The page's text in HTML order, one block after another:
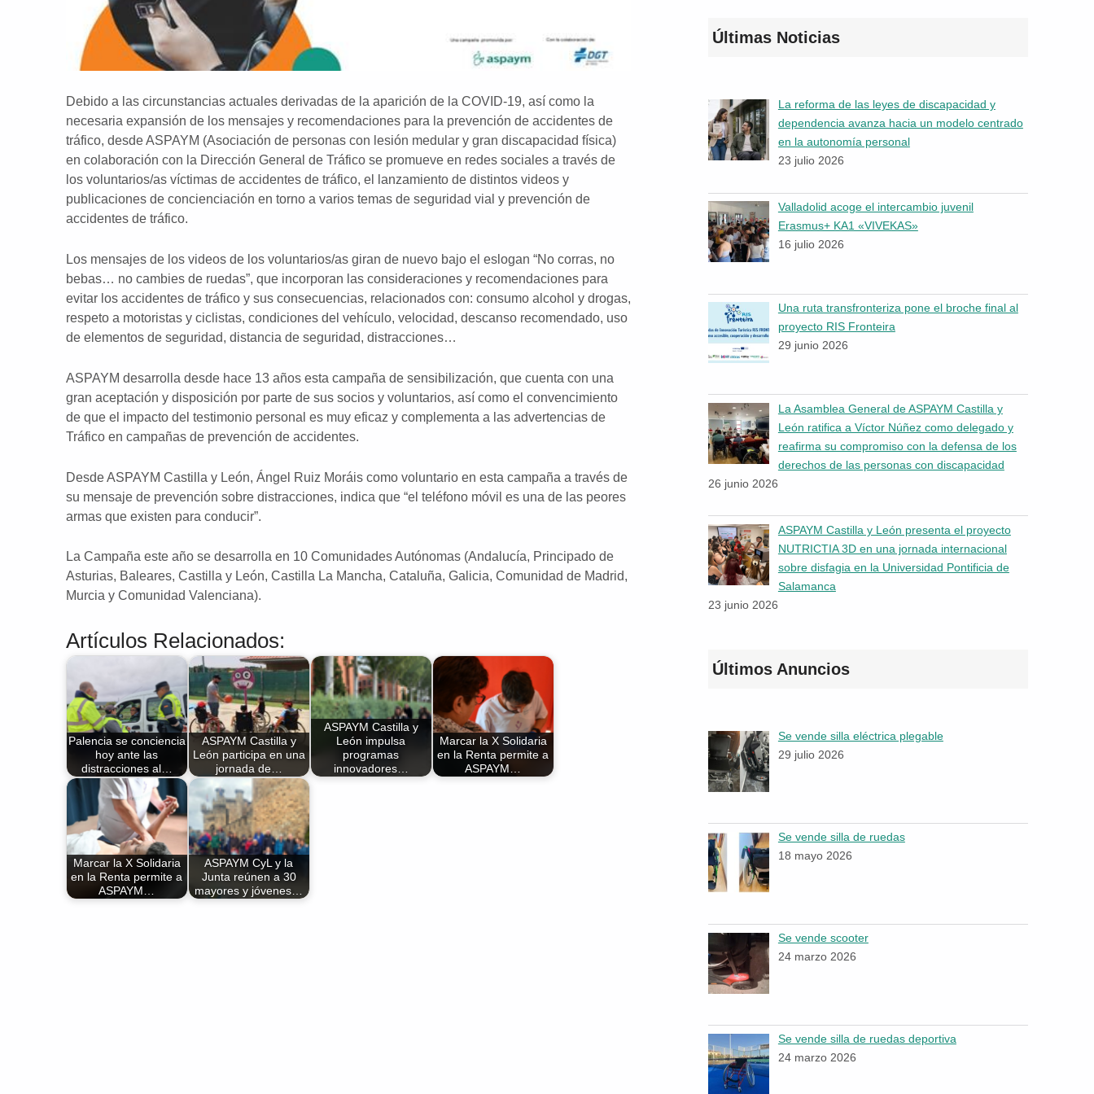
Debido a las circunstancias actuales derivadas de la aparición de la COVID-19, así como la
necesaria expansión de los mensajes y recomendaciones para la prevención de accidentes de
tráfico, desde ASPAYM (Asociación de personas con lesión medular y gran discapacidad física)
en colaboración con la Dirección General de Tráfico se promueve en redes sociales a través de
los voluntarios/as víctimas de accidentes de tráfico, el lanzamiento de distintos videos y
publicaciones de concienciación en torno a varios temas de seguridad vial y prevención de
accidentes de tráfico.
Los mensajes de los videos de los voluntarios/as giran de nuevo bajo el eslogan “No corras, no
bebas… no cambies de ruedas”, que incorporan las consideraciones y recomendaciones para
evitar los accidentes de tráfico y sus consecuencias, relacionados con: consumo alcohol y drogas,
respeto a motoristas y ciclistas, condiciones del vehículo, velocidad, descanso recomendado, uso
de elementos de seguridad, distancia de seguridad, distracciones…
ASPAYM desarrolla desde hace 13 años esta campaña de sensibilización, que cuenta con una
gran aceptación y disposición por parte de sus socios y voluntarios, así como el convencimiento
de que el impacto del testimonio personal es muy eficaz y complementa a las advertencias de
Tráfico en campañas de prevención de accidentes.
Desde ASPAYM Castilla y León, Ángel Ruiz Moráis como voluntario en esta campaña a través de
su mensaje de prevención sobre distracciones, indica que “el teléfono móvil es una de las peores
armas que existen para conducir”.
La Campaña este año se desarrolla en 10 Comunidades Autónomas (Andalucía, Principado de
Asturias, Baleares, Castilla y León, Castilla La Mancha, Cataluña, Galicia, Comunidad de Madrid,
Murcia y Comunidad Valenciana).
Artículos Relacionados:
Palencia se conciencia
hoy ante las
distracciones al…
ASPAYM Castilla y
León participa en una
jornada de…
ASPAYM Castilla y
León impulsa
programas
innovadores…
Marcar la X Solidaria
en la Renta permite a
ASPAYM…
Marcar la X Solidaria
en la Renta permite a
ASPAYM…
ASPAYM CyL y la
Junta reúnen a 30
mayores y jóvenes…
Últimas Noticias
La reforma de las leyes de discapacidad y
dependencia avanza hacia un modelo centrado
en la autonomía personal
23 julio 2026
Valladolid acoge el intercambio juvenil
Erasmus+ KA1 «VIVEKAS»
16 julio 2026
Una ruta transfronteriza pone el broche final al
proyecto RIS Fronteira
29 junio 2026
La Asamblea General de ASPAYM Castilla y
León ratifica a Víctor Núñez como delegado y
reafirma su compromiso con la defensa de los
derechos de las personas con discapacidad
26 junio 2026
ASPAYM Castilla y León presenta el proyecto
NUTRICTIA 3D en una jornada internacional
sobre disfagia en la Universidad Pontificia de
Salamanca
23 junio 2026
Últimos Anuncios
Se vende silla eléctrica plegable
29 julio 2026
Se vende silla de ruedas
18 mayo 2026
Se vende scooter
24 marzo 2026
Se vende silla de ruedas deportiva
24 marzo 2026